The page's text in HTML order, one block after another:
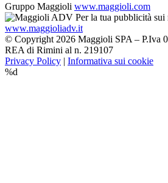
Gruppo Maggioli www.maggioli.com
Per la tua pubblicità sui
www.maggioliadv.it
© Copyright 2026 Maggioli SPA – P.Iva
REA di Rimini al n. 219107
Privacy Policy | Informativa sui cookie
%d